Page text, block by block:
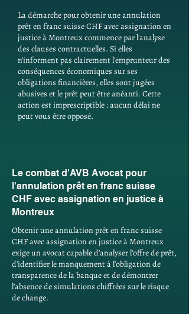
La démarche pour obtenir une annulation
prêt en franc suisse CHF avec assignation en
justice à Montreux commence par l'analyse
des clauses contractuelles. Si elles
n'informent pas clairement l'emprunteur des
conséquences économiques sur ses
obligations financières, elles sont jugées
abusives et le prêt peut être anéanti. Cette
action est imprescriptible : aucun délai ne
peut vous être opposé.
Le combat d'AVB Avocat pour
l'annulation prêt en franc suisse
CHF avec assignation en justice à
Montreux
Obtenir une annulation prêt en franc suisse
CHF avec assignation en justice à Montreux
exige un avocat capable d'analyser l'offre de prêt,
d'identifier le manquement à l'obligation de
transparence de la banque et de démontrer
l'absence de simulations chiffrées sur le risque
de change.